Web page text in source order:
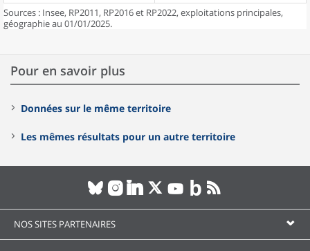
Sources : Insee, RP2011, RP2016 et RP2022, exploitations principales,
géographie au 01/01/2025.
Pour en savoir plus
Données sur le même territoire
Les mêmes résultats pour un autre territoire
NOS SITES PARTENAIRES